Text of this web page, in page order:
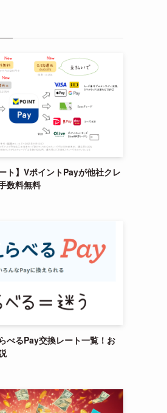
ト】VポイントPayが他社クレ
数料無料
べるPay交換レート一覧！お